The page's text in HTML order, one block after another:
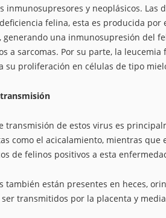
inmunosupresores y neoplásicos.
felina, esta es producida por
generando una inmunosupresión del
a sarcomas. Por su parte, la
su proliferación en células de tipo
transmisión de estos virus es
como el acicalamiento, mientras
de felinos positivos a esta
también están presentes en heces,
transmitidos por la placenta y